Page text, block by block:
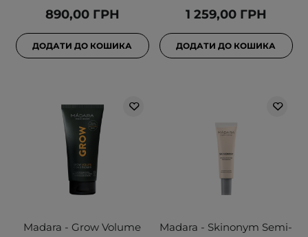
890,00 ГРН
ДОДАТИ ДО КОШИКА
1 259,00 ГРН
ДОДАТИ ДО КОШИКА
Madara - Grow Volume
Madara - Skinonym Semi-